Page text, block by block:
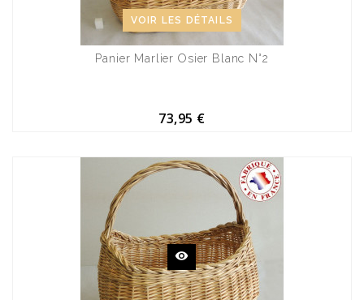
VOIR LES DÉTAILS
Panier Marlier Osier Blanc N°2
73,95 €